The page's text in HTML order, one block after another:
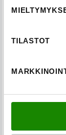
TILASTOT
asennettu ovi
ansiosta
auttaa siis
KATSO